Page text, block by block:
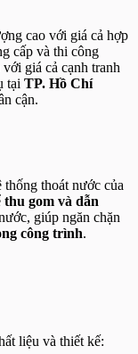
cao với giá cả hợp
cấp và thi công
giá cả cạnh tranh
tại TP. Hồ Chí
cận.
thoát nước của
thu gom và dẫn
giúp ngăn chặn
công trình.
liệu và thiết kế: